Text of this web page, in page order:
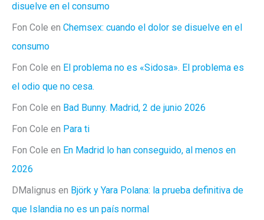
disuelve en el consumo
Fon Cole en Chemsex: cuando el dolor se disuelve en el
consumo
Fon Cole en El problema no es «Sidosa». El problema es
el odio que no cesa.
Fon Cole en Bad Bunny. Madrid, 2 de junio 2026
Fon Cole en Para ti
Fon Cole en En Madrid lo han conseguido, al menos en
2026
DMalignus en Björk y Yara Polana: la prueba definitiva de
que Islandia no es un país normal